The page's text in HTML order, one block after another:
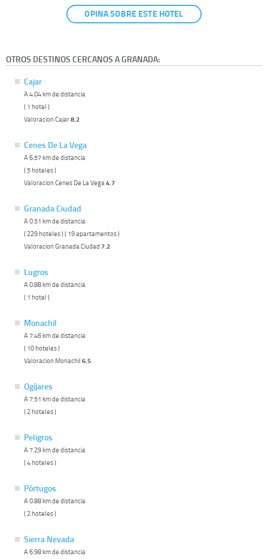
OPINA SOBRE ESTE HOTEL
OTROS DESTINOS CERCANOS A GRANADA:
Cajar
A 4.04 km de distancia
( 1 hotel )
Valoracion Cajar8.2
Cenes De La Vega
A 6.57 km de distancia
( 5 hoteles )
Valoracion Cenes De La Vega4.7
Granada Ciudad
A 0.51 km de distancia
( 229 hoteles ) ( 19 apartamentos )
Valoracion Granada Ciudad 7.2
Lugros
A 0.88 km de distancia
( 1 hotel )
Monachil
A 7.46 km de distancia
( 10 hoteles )
Valoracion Monachil 6.5
Ogíjares
A 7.51 km de distancia
( 2 hoteles )
Peligros
A 7.29 km de distancia
( 4 hoteles )
Pórtugos
A 0.88 km de distancia
( 2 hoteles )
Sierra Nevada
A 6.98 km de distancia